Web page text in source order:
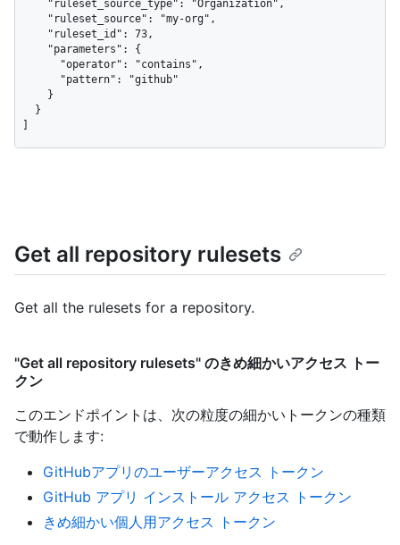
Get all repository rulesets
Get all the rulesets for a repository.
"Get all repository rulesets" のきめ細かいアクセス トー
クン
このエンドポイントは、次の粒度の細かいトークンの種類
で動作します:
GitHubアプリのユーザーアクセス トークン
GitHub アプリ インストール アクセス トークン
きめ細かい個人用アクセス トークン